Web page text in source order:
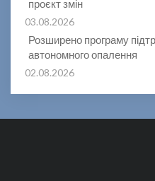
проєкт змін
03.08.2026
Розширено програму
автономного опалення
02.08.2026